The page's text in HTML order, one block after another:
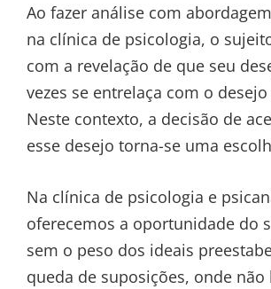
Ao fazer análise com
na clínica de psicologia, o
com a revelação de que seu
vezes se entrelaça com o
Neste contexto, a decisão de
esse desejo torna-se uma
Na clínica de psicologia e
oferecemos a oportunidade do
sem o peso dos ideais
queda de suposições, onde não